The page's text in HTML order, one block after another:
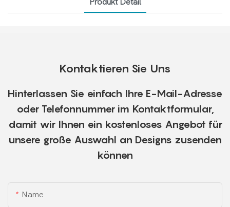
Produkt Detail
Kontaktieren Sie Uns
Hinterlassen Sie einfach Ihre E-Mail-Adresse
oder Telefonnummer im Kontaktformular,
damit wir Ihnen ein kostenloses Angebot für
unsere große Auswahl an Designs zusenden
können
Name